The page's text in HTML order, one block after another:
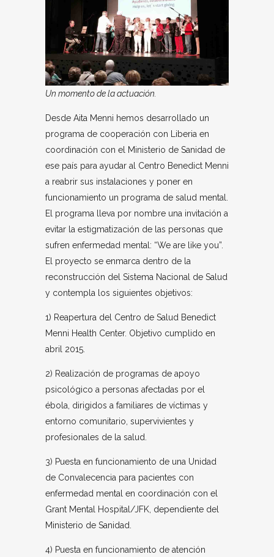
Un momento de la actuación.
Desde Aita Menni hemos desarrollado un
programa de cooperación con Liberia en
coordinación con el Ministerio de Sanidad de
ese país para ayudar al Centro Benedict Menni
a reabrir sus instalaciones y poner en
funcionamiento un programa de salud mental.
El programa lleva por nombre una invitación a
evitar la estigmatización de las personas que
sufren enfermedad mental: “We are like you”.
El proyecto se enmarca dentro de la
reconstrucción del Sistema Nacional de Salud
y contempla los siguientes objetivos:
1) Reapertura del Centro de Salud Benedict
Menni Health Center. Objetivo cumplido en
abril 2015.
2) Realización de programas de apoyo
psicológico a personas afectadas por el
ébola, dirigidos a familiares de víctimas y
entorno comunitario, supervivientes y
profesionales de la salud.
3) Puesta en funcionamiento de una Unidad
de Convalecencia para pacientes con
enfermedad mental en coordinación con el
Grant Mental Hospital/JFK, dependiente del
Ministerio de Sanidad.
4) Puesta en funcionamiento de atención